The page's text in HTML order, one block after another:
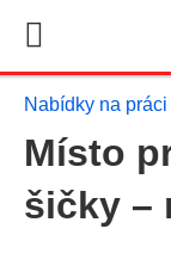
Nabídky na práci
Místo
šičky –